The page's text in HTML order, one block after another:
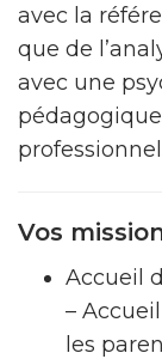
avec la
que de
avec une
Vos
Accueil
–
les